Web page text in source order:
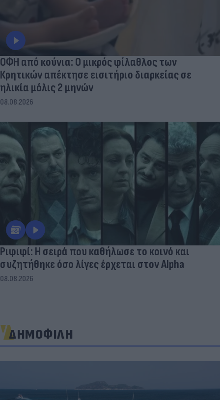
ΟΦΗ από κούνια: Ο μικρός φίλαθλος των
Κρητικών απέκτησε εισιτήριο διαρκείας σε
ηλικία μόλις 2 μηνών
08.08.2026
Ριφιφί: Η σειρά που καθήλωσε το κοινό και
συζητήθηκε όσο λίγες έρχεται στον Alpha
08.08.2026
ΔΗΜΟΦΙΛΗ